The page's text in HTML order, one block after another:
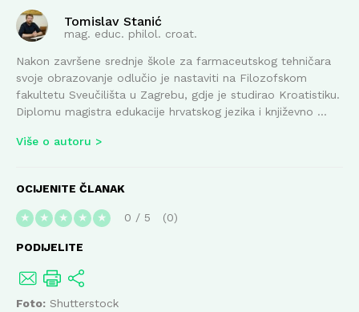
Tomislav Stanić
mag. educ. philol. croat.
Nakon završene srednje škole za farmaceutskog tehničara
svoje obrazovanje odlučio je nastaviti na Filozofskom
fakultetu Sveučilišta u Zagrebu, gdje je studirao Kroatistiku.
Diplomu magistra edukacije hrvatskog jezika i književno ...
Više o autoru
OCIJENITE ČLANAK
★ ★ ★ ★ ★ 0 / 5 0
PODIJELITE
Foto: Shutterstock